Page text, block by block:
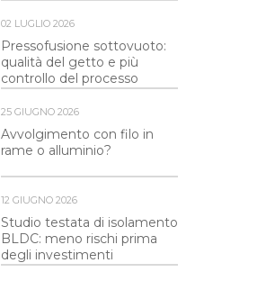
02 LUGLIO 2026
Pressofusione sottovuoto:
qualità del getto e più
controllo del processo
25 GIUGNO 2026
Avvolgimento con filo in
rame o alluminio?
12 GIUGNO 2026
Studio testata di isolamento
BLDC: meno rischi prima
degli investimenti